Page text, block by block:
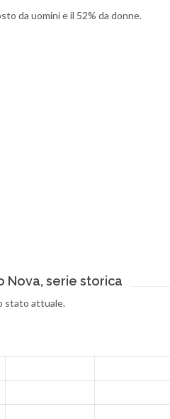
da uomini e il 52% da donne.
Nova, serie storica
stato attuale.